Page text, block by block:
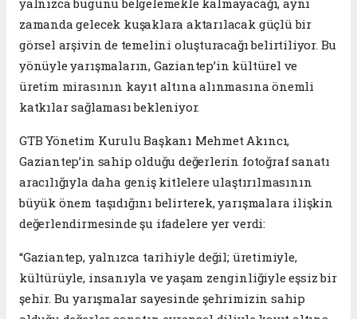
zamanda gelecek kuşaklara aktarılacak güçlü bir
görsel arşivin de temelini oluşturacağı belirtiliyor. Bu
yönüyle yarışmaların, Gaziantep’in kültürel ve
üretim mirasının kayıt altına alınmasına önemli
katkılar sağlaması bekleniyor.
GTB Yönetim Kurulu Başkanı Mehmet Akıncı,
Gaziantep’in sahip olduğu değerlerin fotoğraf sanatı
aracılığıyla daha geniş kitlelere ulaştırılmasının
büyük önem taşıdığını belirterek, yarışmalara ilişkin
değerlendirmesinde şu ifadelere yer verdi:
“Gaziantep, yalnızca tarihiyle değil; üretimiyle,
kültürüyle, insanıyla ve yaşam zenginliğiyle eşsiz bir
şehir. Bu yarışmalar sayesinde şehrimizin sahip